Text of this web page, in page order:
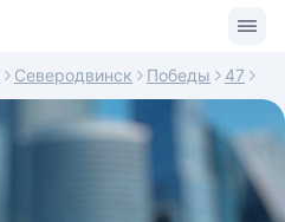
Северодвинск Победы 47